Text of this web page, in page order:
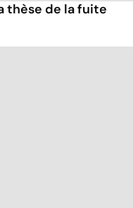
thèse de la fuite